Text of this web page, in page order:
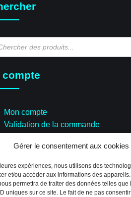
Gérer le consentement aux cookies
expériences, nous utilisons des
et/ou accéder aux informations des
permettra de traiter des données telles que
uniques sur ce site. Le fait de ne pas
compte
Mon compte
Validation de la commande
Boutique
Paiement sécurisé
de cookies (EU)